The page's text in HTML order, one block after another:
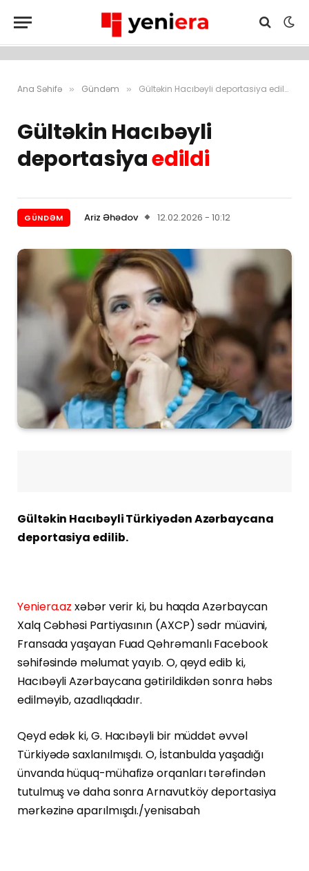
Ana Səhifə » Gündəm » Gültəkin Hacıbəyli deportasiya edildi
Gültəkin Hacıbəyli
deportasiyaedildi
GÜNDƏM Ariz Əhədov 12.02.2026 - 10:12
Gültəkin Hacıbəyli Türkiyədən Azərbaycana
deportasiya edilib.
Yeniera.az xəbər verir ki, bu haqda Azərbaycan
Xalq Cəbhəsi Partiyasının (AXCP) sədr müavini,
Fransada yaşayan Fuad Qəhrəmanlı Facebook
səhifəsində məlumat yayıb. O, qeyd edib ki,
Hacıbəyli Azərbaycana gətirildikdən sonra həbs
edilməyib, azadlıqdadır.
Qeyd edək ki, G. Hacıbəyli bir müddət əvvəl
Türkiyədə saxlanılmışdı. O, İstanbulda yaşadığı
ünvanda hüquq-mühafizə orqanları tərəfindən
tutulmuş və daha sonra Arnavutköy deportasiya
mərkəzinə aparılmışdı./yenisabah